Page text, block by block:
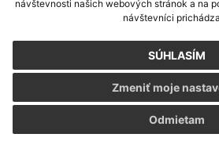
návštevnosti našich webových stránok a na
návštevníci
SÚHLASÍM
Odmietam
Zmeniť moje